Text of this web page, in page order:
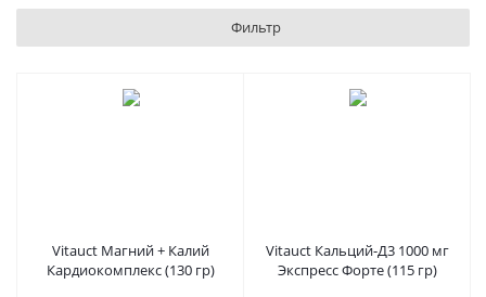
Фильтр
Vitauct Магний + Калий
Кардиокомплекс (130 гр)
Vitauct Кальций-Д3 1000 мг
Экспресс Форте (115 гр)